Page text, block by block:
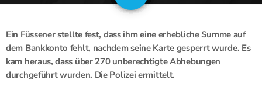
Ein Füssener stellte fest, dass ihm eine erhebliche Summe auf
dem Bankkonto fehlt, nachdem seine Karte gesperrt wurde. Es
kam heraus, dass über 270 unberechtigte Abhebungen
durchgeführt wurden. Die Polizei ermittelt.